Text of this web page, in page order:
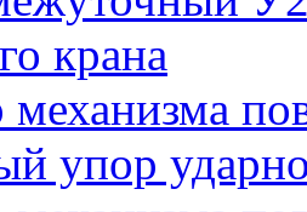
крана
механизма
упор